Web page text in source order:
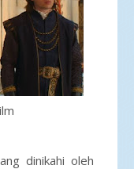
dinikahi oleh